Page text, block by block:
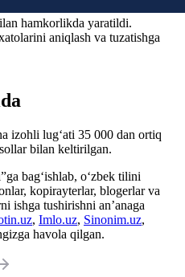
hamkorlikda yaratildi.
aniqlash va tuzatishga
izohli lug‘ati 35 000 dan ortiq
bilan keltirilgan.
bag‘ishlab, o‘zbek tilini
kopirayterlar, blogerlar va
ishga tushirishni an’anaga
, Imlo.uz, Sinonim.uz,
havola qilgan.